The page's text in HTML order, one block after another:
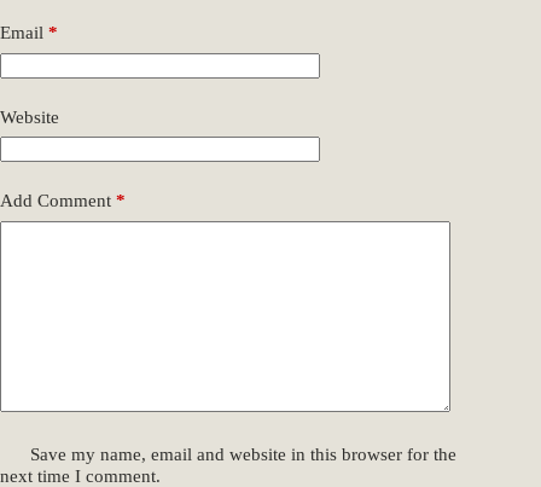
Email *
Website
Add Comment *
Save my name, email and website in this browser for the
next time I comment.